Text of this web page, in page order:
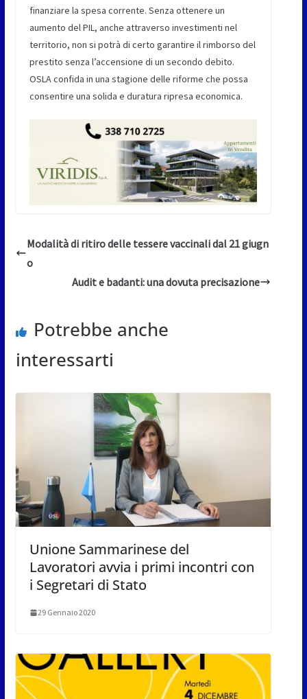
finanziare la spesa corrente. Senza ottenere un
aumento del PIL, anche attraverso investimenti nel
territorio, non si potrà di certo garantire il rimborso del
prestito senza l’accensione di un secondo debito.
OSLA confida in una stagione delle riforme che possa
consentire una solida e duratura ripresa economica.
Modalità di ritiro delle tessere vaccinali dal 21 giugn
o
Audit e badanti: una dovuta precisazione
Potrebbe anche
interessarti
Unione Sammarinese del
Lavoratori avvia i primi incontri con
i Segretari di Stato
29 Gennaio 2020